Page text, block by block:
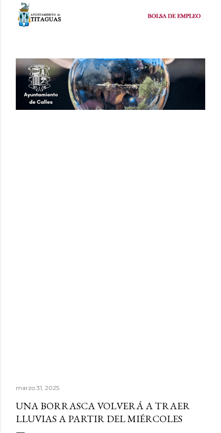
marzo 31, 2025
UNA BORRASCA VOLVERÁ A TRAER
LLUVIAS A PARTIR DEL MIÉRCOLES